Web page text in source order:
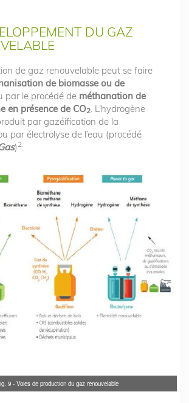
DU GAZ
de gaz renouvelable peut se faire
de biomasse ou de
par le procédé de méthanation de
en présence de CO2 . L’hydrogène
par gazéification de la
par électrolyse de l’eau (procédé
) 2
9 - Voies de production du gaz renouvelable